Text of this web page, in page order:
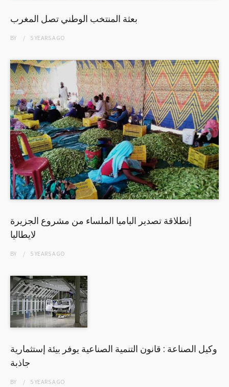
بعثة المنتخب الوطني تصل المغرب
BY 5 YEARSAGO
إنطلاقة تصدير الباميا الملساء من مشروع الجزيرة
لايطاليا
BY 5 YEARSAGO
وكيل الصناعة : قانون التنمية الصناعية يوفر بيئة إستثمارية
جاذبة
BY 5 YEARSAGO